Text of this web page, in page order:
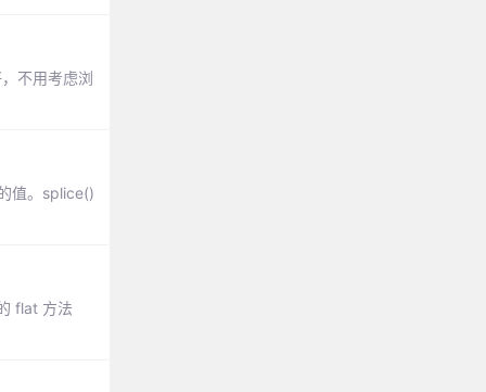
不用考虑浏
值。splice()
flat 方法